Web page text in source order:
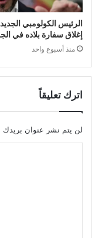
الرئيس الكولومبي
إغلاق سفارة بلاده في
منذ أسبوع واحد
اترك تعليقاً
لن يتم نشر عنوان بريدك